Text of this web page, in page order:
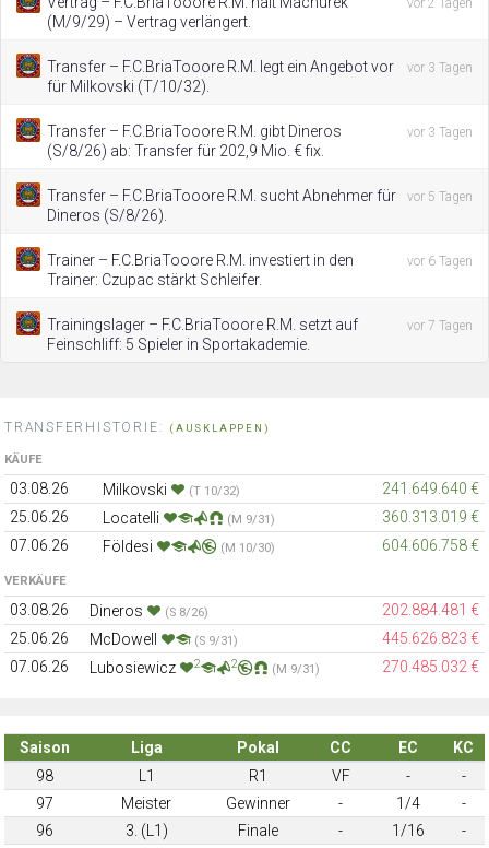
(M/9/29) – Vertrag verlängert.
vor 2 Tagen
Transfer – F.C.BriaTooore R.M. legt ein Angebot vor
für Milkovski (T/10/32).
vor 3 Tagen
Transfer – F.C.BriaTooore R.M. gibt Dineros
(S/8/26) ab: Transfer für 202,9 Mio. € fix.
vor 3 Tagen
Transfer – F.C.BriaTooore R.M. sucht Abnehmer für
Dineros (S/8/26).
vor 5 Tagen
Trainer – F.C.BriaTooore R.M. investiert in den
Trainer: Czupac stärkt Schleifer.
vor 6 Tagen
Trainingslager – F.C.BriaTooore R.M. setzt auf
Feinschliff: 5 Spieler in Sportakademie.
vor 7 Tagen
TRANSFERHISTORIE: (AUSKLAPPEN)
KÄUFE
03.08.26 Milkovski (T 10/32)
241.649.640 €
25.06.26
Locatelli (M 9/31)
360.313.019 €
07.06.26
Földesi (M 10/30) 604.606.758 €
VERKÄUFE
03.08.26 Dineros (S 8/26)
202.884.481 €
25.06.26
McDowell (S 9/31)
445.626.823 €
07.06.26
Lubosiewicz 2 2 (M 9/31) 270.485.032 €
Saison Liga Pokal CC EC
KC
98
L1 R1 VF -
-
97
Meister Gewinner - 1/4
-
96
3. (L1) Finale - 1/16 -